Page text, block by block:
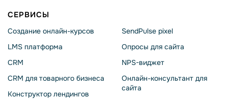
СЕРВИСЫ
Создание онлайн-курсов
LMS платформа
CRM
CRM для товарного бизнеса
Конструктор лендингов
SendPulse pixel
Опросы для сайта
NPS-виджет
Онлайн-консультант для
сайта